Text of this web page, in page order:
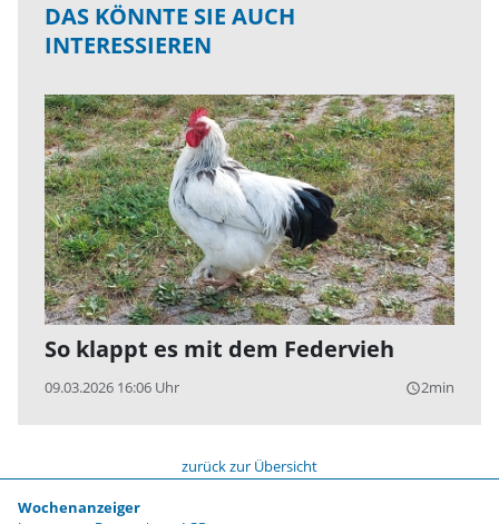
DAS KÖNNTE SIE AUCH
INTERESSIEREN
So klappt es mit dem Federvieh
09.03.2026 16:06 Uhr query_builder2min
zurück zur Übersicht
Wochenanzeiger